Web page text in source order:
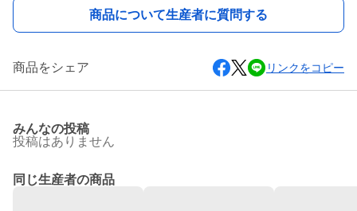
商品について生産者に質問する
商品をシェア リンクをコピー
みんなの投稿
投稿はありません
同じ生産者の商品